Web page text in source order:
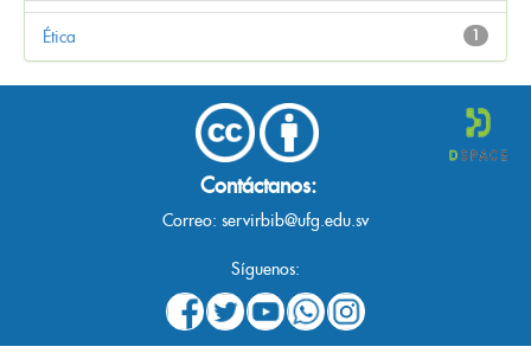
1
Ética
Contáctanos:
Correo: servirbib@ufg.edu.sv
Síguenos: